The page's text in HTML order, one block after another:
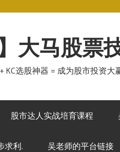
大马股票
KC选股神器 = 成为股市投资大
股市达人实战培育课程
求利. 吴老师的平台链接